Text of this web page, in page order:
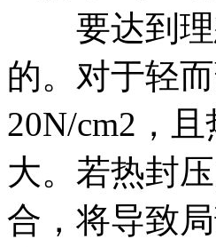
要达到
的。对于轻
20N/cm2，
大。若热封
合，将导致